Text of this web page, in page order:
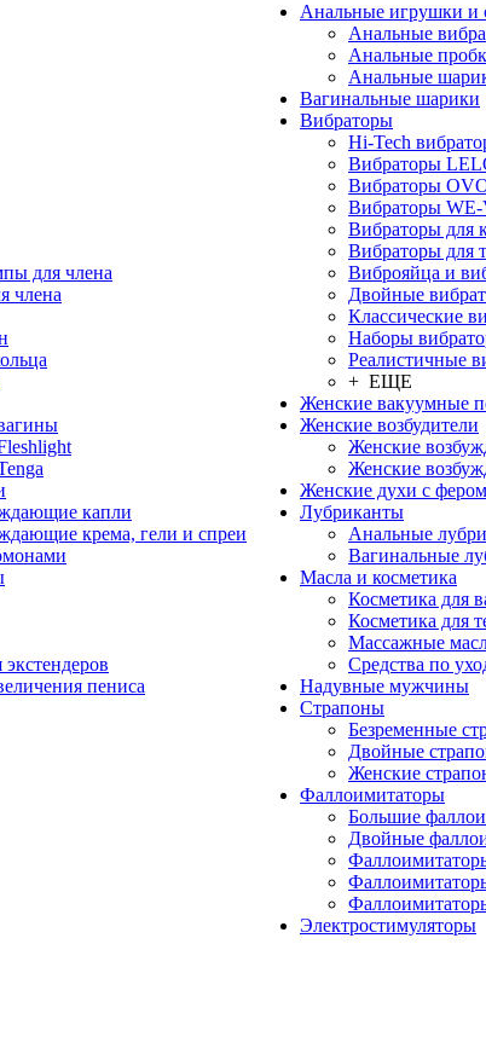
для члена
члена
капли
крема, гели и спреи
пениса
Анальные игрушки и
Анальные
Анальные
Анальные
Вагинальные шарики
Вибраторы
Hi-Tech
Вибраторы
Вибраторы
Вибраторы
Вибраторы для
Вибраторы для
Виброяйца и
Двойные
Классические
Наборы
Реалистичные
+ ЕЩЕ
Женские вакуумные
Женские возбудители
Женские
Женские
Женские духи с
Лубриканты
Анальные
Вагинальные
Масла и косметика
Косметика для
Косметика для
Массажные
Средства по
Надувные мужчины
Страпоны
Безременные
Двойные
Женские
Фаллоимитаторы
Большие
Двойные
Электростимуляторы